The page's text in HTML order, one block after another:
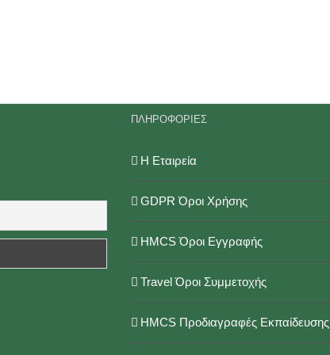
ΠΛΗΡΟΦΟΡΙΕΣ
Η Εταιρεία
GDPR Όροι Χρήσης
HMCS Όροι Εγγραφής
Travel Όροι Συμμετοχής
HMCS Προδιαγραφές Εκπαίδευσης